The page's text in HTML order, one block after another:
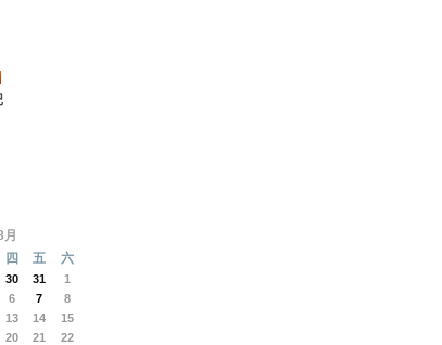
四 五 六
30 31
1
6 7
8
13 14
15
20 21
22